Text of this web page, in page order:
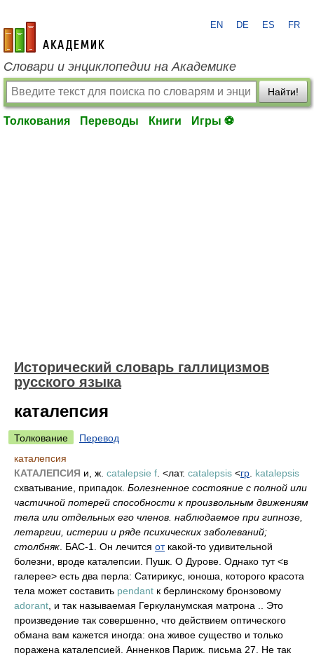
academic.ru
EN DE ES FR
Словари и энциклопедии на Академике
Найти!
Толкования Переводы Книги Игры ⚽
Исторический словарь галлицизмов
русского языка
каталепсия
Толкование
Перевод
каталепсия
КАТАЛЕПСИЯ и, ж. catalepsie f . <лат. catalepsis <гр katalepsis
схватывание, припадок. Болезненное состояние с полной или
частичной потерей способности к произвольным движениям
тела или отдельных его членов. наблюдаемое при гипнозе,
летаргии, истерии и ряде психических заболеваний;
столбняк . БАС-1. Он лечится откакой-то удивительной
болезни, вроде каталепсии. Пушк. О Дурове. Однако тут <в
галерее> есть два перла: Сатирикус, юноша, которого красота
тела может составить pendant к берлинскому бронзовому
adorant , и так называемая Геркуланумская матрона .. Это
произведение так совершенно, что действием оптического
обмана вам кажется иногда: она живое существо и только
поражена каталепсией. Анненков Париж. письма 27. Не так